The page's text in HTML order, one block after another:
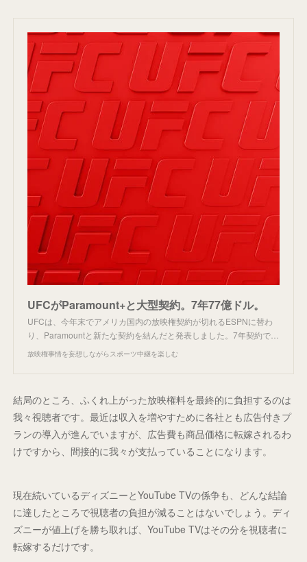
UFCがParamount+と大型契約。7年77億ドル。
UFCは、今年末でアメリカ国内の放映権契約が切れるESPNに替わ
り、Paramountと新たな契約を結んだと発表しました。7年契約で…
放映権事情を妄想しながらスポーツ中継を楽しむ
結局のところ、ふくれ上がった放映権料を最終的に負担するのは
我々視聴者です。最近は収入を増やすために各社とも広告付きプ
ランの導入が進んでいますが、広告費も商品価格に転嫁されるわ
けですから、間接的に我々が支払っていることになります。
現在続いているディズニーとYouTube TVの係争も、どんな結論
に達したところで視聴者の負担が減ることはないでしょう。ディ
ズニーが値上げを勝ち取れば、YouTube TVはその分を視聴者に
転嫁するだけです。